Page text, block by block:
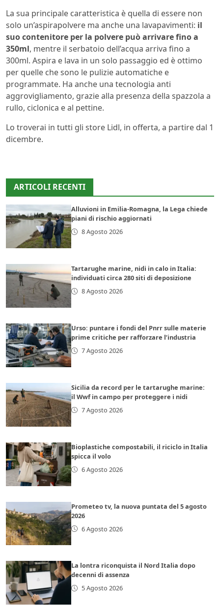
La sua principale caratteristica è quella di essere non
solo un’aspirapolvere ma anche una lavapavimenti: il
suo contenitore per la polvere può arrivare fino a
350ml, mentre il serbatoio dell’acqua arriva fino a
300ml. Aspira e lava in un solo passaggio ed è ottimo
per quelle che sono le pulizie automatiche e
programmate. Ha anche una tecnologia anti
aggrovigliamento, grazie alla presenza della spazzola a
rullo, ciclonica e al pettine.
Lo troverai in tutti gli store Lidl, in offerta, a partire dal 1
dicembre.
ARTICOLI RECENTI
Alluvioni in Emilia-Romagna, la Lega chiede
piani di rischio aggiornati
8 Agosto 2026
Tartarughe marine, nidi in calo in Italia:
individuati circa 280 siti di deposizione
8 Agosto 2026
Urso: puntare i fondi del Pnrr sulle materie
prime critiche per rafforzare l’industria
7 Agosto 2026
Sicilia da record per le tartarughe marine:
il Wwf in campo per proteggere i nidi
7 Agosto 2026
Bioplastiche compostabili, il riciclo in Italia
spicca il volo
6 Agosto 2026
Prometeo tv, la nuova puntata del 5 agosto
2026
6 Agosto 2026
La lontra riconquista il Nord Italia dopo
decenni di assenza
5 Agosto 2026